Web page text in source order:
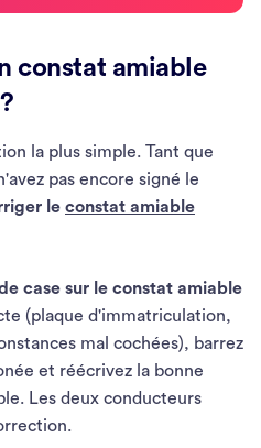
constat amiable
la plus simple. Tant que
pas encore signé le
le constat amiable
case sur le constat amiable
(plaque d'immatriculation,
mal cochées), barrez
et réécrivez la bonne
Les deux conducteurs